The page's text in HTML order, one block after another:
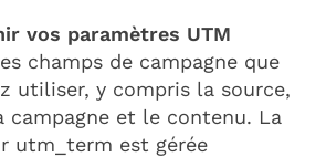
vos paramètres UTM
champs de campagne que
utiliser, y compris la source,
campagne et le contenu. La
utm_term est gérée